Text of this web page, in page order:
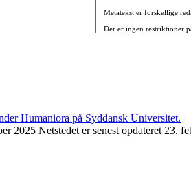
Metatekst er forskellige
Der er ingen restriktioner
2025 Netstedet er senest opdateret 23.